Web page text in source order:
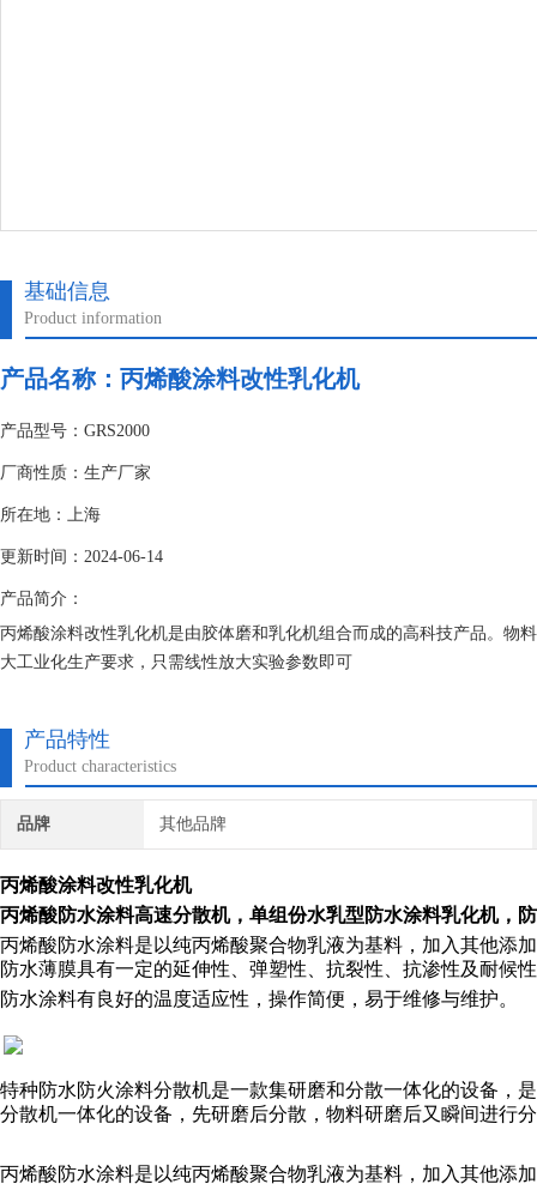
基础信息
Product information
产品名称：丙烯酸涂料改性乳化机
产品型号：GRS2000
厂商性质：生产厂家
所在地：上海
更新时间：2024-06-14
产品简介：
丙烯酸涂料改性乳化机是由胶体磨和乳化机组合而成的高科技产品。物
大工业化生产要求，只需线性放大实验参数即可
产品特性
Product characteristics
品牌 其他品牌
丙烯酸涂料改性乳化机
丙烯酸防水涂料高速分散机，单组份水乳型防水涂料乳化机，
丙烯酸防水涂料是以纯丙烯酸聚合物乳液为基料，加入其他添
防水薄膜具有一定的延伸性、弹塑性、抗裂性、抗渗性及耐候
防水涂料有良好的温度适应性，操作简便，易于维修与维护。
特种防水防火涂料分散机是一款集研磨和分散一体化的设备，
分散机一体化的设备，先研磨后分散，物料研磨后又瞬间进行
丙烯酸防水涂料是以纯丙烯酸聚合物乳液为基料，加入其他添